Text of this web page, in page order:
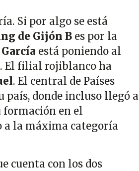
Si por algo se está
de Gijón Bes por la
está poniendo al
El filial rojiblanco ha
. El central de Países
país, donde incluso llegó a
formación en el
a la máxima categoría
cuenta con los dos